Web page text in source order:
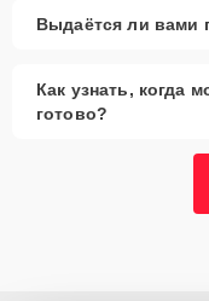
Выдаётся ли вами
Как узнать, когда
готово?